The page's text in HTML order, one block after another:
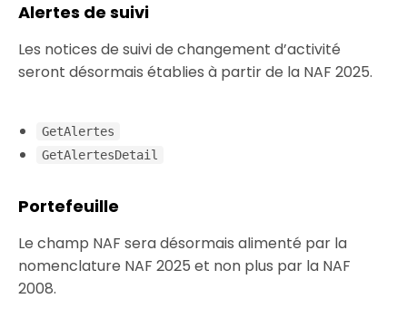
Alertes de suivi
Les notices de suivi de changement d’activité
seront désormais établies à partir de la NAF 2025.
GetAlertes
GetAlertesDetail
Portefeuille
Le champ NAF sera désormais alimenté par la
nomenclature NAF 2025 et non plus par la NAF
2008.